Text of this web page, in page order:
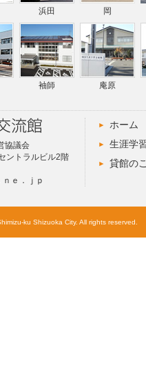
浜田 岡
袖師 庵原
協議会
ントラルビル2階
ｅ．ｊｐ
ホーム
生涯学
貸館の
ku Shizuoka City. All rights reserved.